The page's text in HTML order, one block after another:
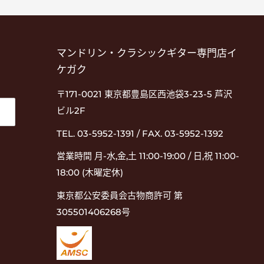
マンドリン・クラシックギター専門店イ
ケガク
〒171-0021 東京都豊島区西池袋3-23-5 芦沢
ビル2F
TEL. 03-5952-1391 / FAX. 03-5952-1392
営業時間 月-水,金,土 11:00-19:00 / 日,祝 11:00-
18:00 (木曜定休)
東京都公安委員会古物商許可 第
305501406268号